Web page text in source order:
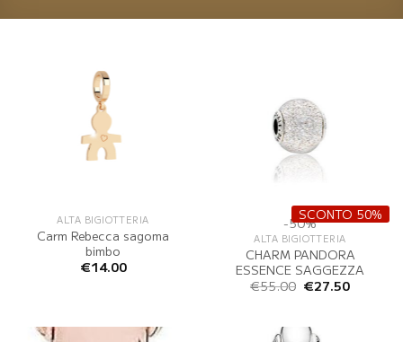
ALTA BIGIOTTERIA
Carm Rebecca sagoma
bimbo
€14.00
-50%
ALTA BIGIOTTERIA
CHARM PANDORA
ESSENCE SAGGEZZA
SCONTO 50%
€55.00 Il
prezzo
€55.00.
€27.50Il